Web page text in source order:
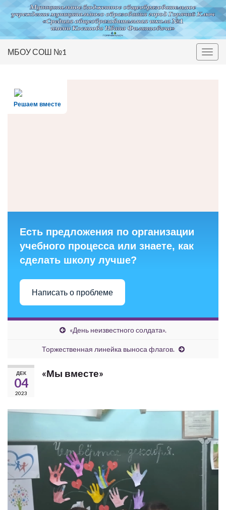
Вкл/
МБОУ СОШ №1
Решаем вместе
Есть предложения по организации
учебного процесса или знаете, как
сделать школу лучше?
Написать о проблеме
«День неизвестного солдата».
Торжественная линейка выноса флагов.
ДЕК
04
2023
«Мы вместе»